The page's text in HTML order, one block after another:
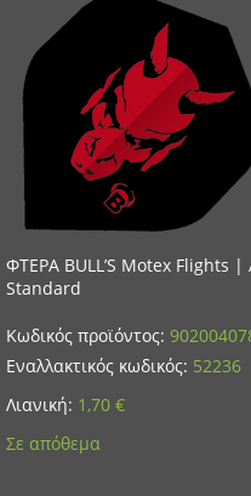
ΦΤΕΡΑ BULL’S Motex Flights |
Standard
Κωδικός προϊόντος:
Εναλλακτικός κωδικός: 52236
Λιανική: 1,70 €
Σε απόθεμα